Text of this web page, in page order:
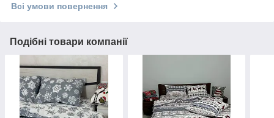
Всі умови повернення
Подібні товари компанії